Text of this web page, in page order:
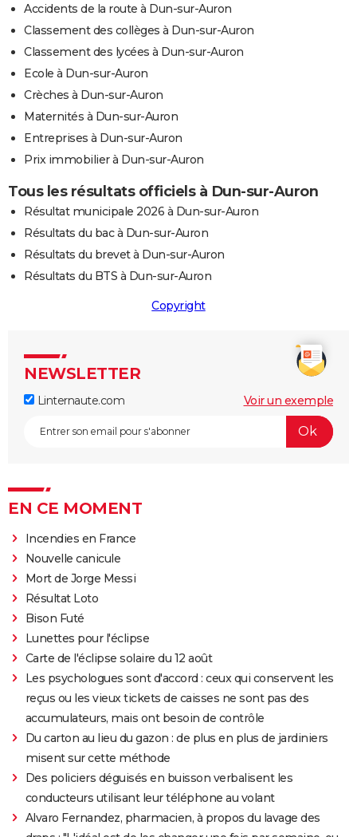
Accidents de la route à Dun-sur-Auron
Classement des collèges à Dun-sur-Auron
Classement des lycées à Dun-sur-Auron
Ecole à Dun-sur-Auron
Crèches à Dun-sur-Auron
Maternités à Dun-sur-Auron
Entreprises à Dun-sur-Auron
Prix immobilier à Dun-sur-Auron
Tous les résultats officiels à Dun-sur-Auron
Résultat municipale 2026 à Dun-sur-Auron
Résultats du bac à Dun-sur-Auron
Résultats du brevet à Dun-sur-Auron
Résultats du BTS à Dun-sur-Auron
Copyright
NEWSLETTER
Linternaute.com Voir un exemple
EN CE MOMENT
Incendies en France
Nouvelle canicule
Mort de Jorge Messi
Résultat Loto
Bison Futé
Lunettes pour l'éclipse
Carte de l'éclipse solaire du 12 août
Les psychologues sont d'accord : ceux qui conservent les
reçus ou les vieux tickets de caisses ne sont pas des
accumulateurs, mais ont besoin de contrôle
Du carton au lieu du gazon : de plus en plus de jardiniers
misent sur cette méthode
Des policiers déguisés en buisson verbalisent les
conducteurs utilisant leur téléphone au volant
Alvaro Fernandez, pharmacien, à propos du lavage des